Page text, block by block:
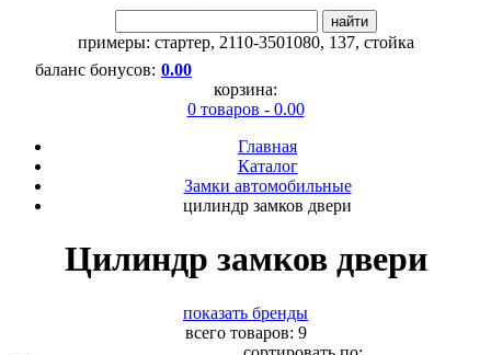
найти
примеры: стартер, 2110-3501080, 137, стойка
баланс бонусов: 0.00
корзина:
0 товаров - 0.00
Главная
Каталог
Замки автомобильные
цилиндр замков двери
Цилиндр замков двери
показать бренды
всего товаров: 9